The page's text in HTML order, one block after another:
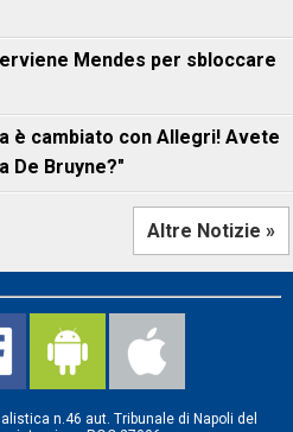
Mendes per sbloccare
è cambiato con Allegri! Avete
De Bruyne?"
Altre Notizie »
n.46 aut. Tribunale di Napoli del